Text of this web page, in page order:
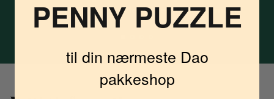
når du har Penny Puzzle i kurven. Intet minimum.
PENNY PUZZLE
til din nærmeste Dao
pakkeshop